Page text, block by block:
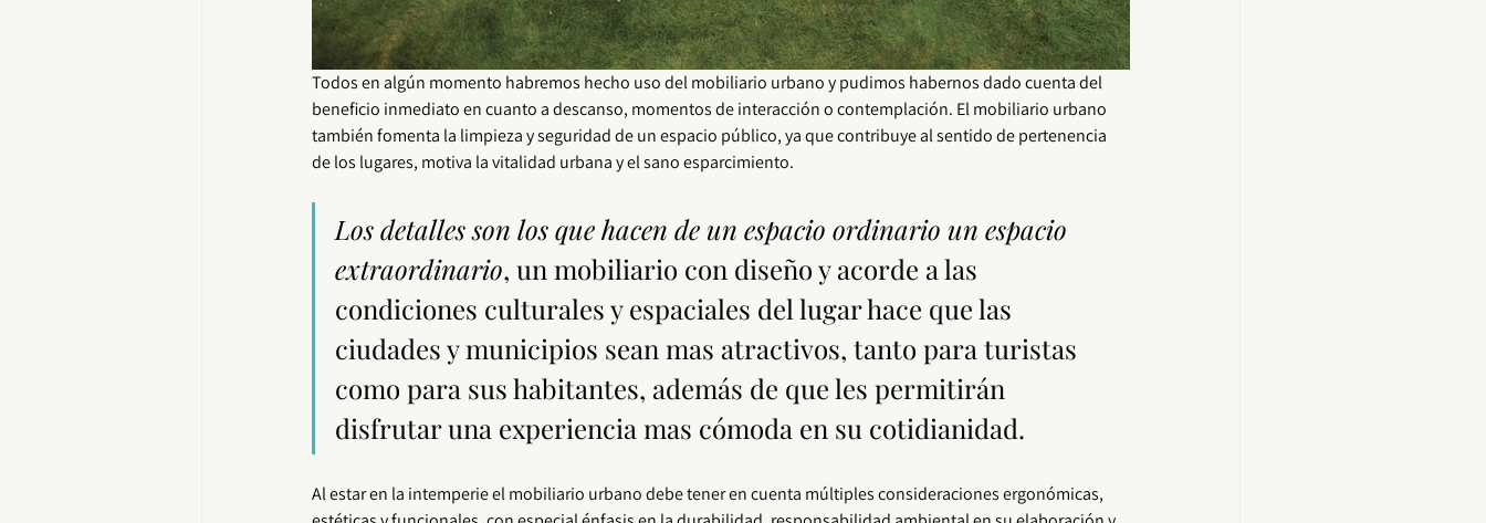
Todos en algún momento habremos hecho uso del mobiliario urbano y pudimos habernos dado cuenta del
beneficio inmediato en cuanto a descanso, momentos de interacción o contemplación. El mobiliario urbano
también fomenta la limpieza y seguridad de un espacio público, ya que contribuye al sentido de pertenencia
de los lugares, motiva la vitalidad urbana y el sano esparcimiento.
Los detalles son los que hacen de un espacio ordinario un espacio
extraordinario, un mobiliario con diseño y acorde a las
condiciones culturales y espaciales del lugar hace que las
ciudades y municipios sean mas atractivos, tanto para turistas
como para sus habitantes, además de que les permitirán
disfrutar una experiencia mas cómoda en su cotidianidad.
Al estar en la intemperie el mobiliario urbano debe tener en cuenta múltiples consideraciones ergonómicas,